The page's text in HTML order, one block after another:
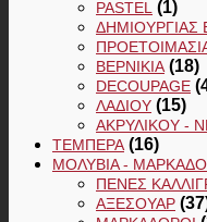
PASTEL (1)
ΔΗΜΙΟΥΡΓΊΑΣ
ΒΕΡΝΊΚΙΑ (18)
DECOUPAGE
ΛΑΔΙΟΎ (15)
ΑΚΡΥΛΙΚΟΎ -
ΤΈΜΠΕΡΑ (16)
ΜΟΛΎΒΙΑ -
ΠΈΝΕΣ
ΑΞΕΣΟΥΆΡ